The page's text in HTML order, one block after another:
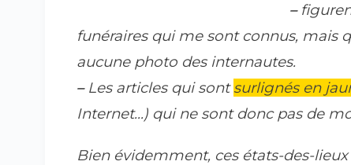
–
funéraires qui me sont connus, mais
aucune photo des internautes.
–Les articles qui sontsurlignés en
Internet...) qui ne sont donc pas de
Bien évidemment, ces états-des-